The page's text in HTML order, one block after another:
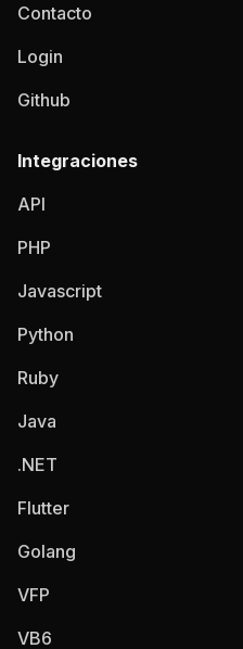
Contacto
Login
Github
Integraciones
API
PHP
Javascript
Python
Ruby
Java
.NET
Flutter
Golang
VFP
VB6